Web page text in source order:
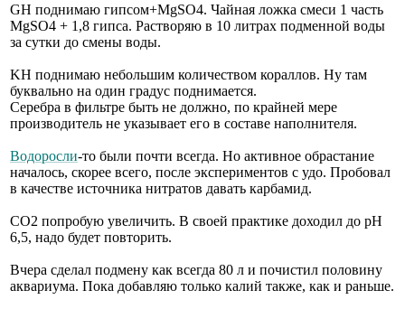
GH поднимаю гипсом+MgSO4. Чайная ложка смеси 1 часть
MgSO4 + 1,8 гипса. Растворяю в 10 литрах подменной воды
за сутки до смены воды.
KH поднимаю небольшим количеством кораллов. Ну там
буквально на один градус поднимается.
Серебра в фильтре быть не должно, по крайней мере
производитель не указывает его в составе наполнителя.
Водоросли-то были почти всегда. Но активное обрастание
началось, скорее всего, после экспериментов с удо. Пробовал
в качестве источника нитратов давать карбамид.
СО2 попробую увеличить. В своей практике доходил до pH
6,5, надо будет повторить.
Вчера сделал подмену как всегда 80 л и почистил половину
аквариума. Пока добавляю только калий также, как и раньше.